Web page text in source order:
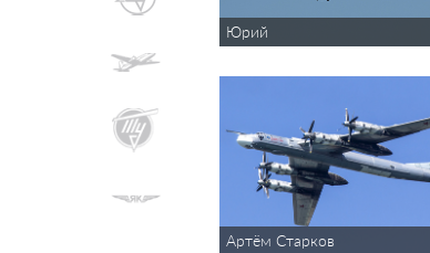
Юрий
Артём Старков